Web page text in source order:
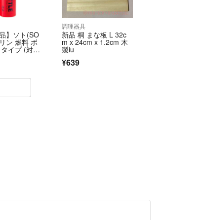
クリックポストやコンパクト便となりま
にコメントいただけましたら対応可能で
】ソト(SO
ン 燃料 ボ
タイプ (対応
調理器具
新品 桐 まな板 L 32c
m x 24cm x 1.2cm 木
製iu
¥639